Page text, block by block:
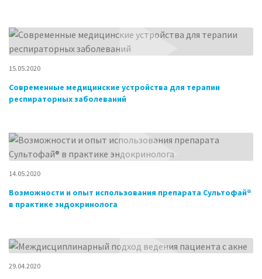
15.05.2020
Современные медицинские устройства для терапии
респираторных заболеваний
14.05.2020
Возможности и опыт использования препарата Сультофай®
в практике эндокринолога
29.04.2020